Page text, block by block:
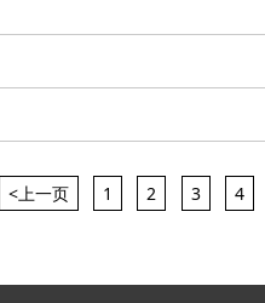
<上一页 1 2 3 4